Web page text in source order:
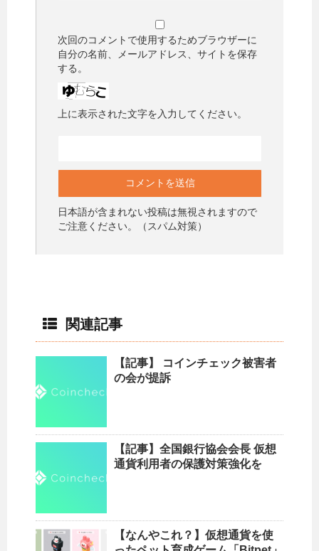
次回のコメントで使用するためブラウザーに
自分の名前、メールアドレス、サイトを保存
する。
上に表示された文字を入力してください。
日本語が含まれない投稿は無視されますので
ご注意ください。（スパム対策）
関連記事
【記事】 コインチェック被害者
の会が提訴
【記事】全国銀行協会会長 仮想
通貨利用者の保護対策強化を
【なんやこれ？】仮想通貨を使